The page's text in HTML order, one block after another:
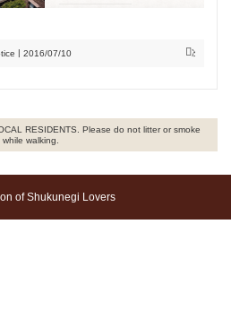
2016/07/10 次の記事
RESIDENTS. Please do not litter or smoke
while walking.
of Shukunegi Lovers